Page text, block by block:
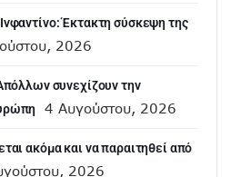
Έκτακτη σύσκεψη της
2026
συνεχίζουν την
4 Αυγούστου, 2026
ακόμα και να παραιτηθεί από
2026